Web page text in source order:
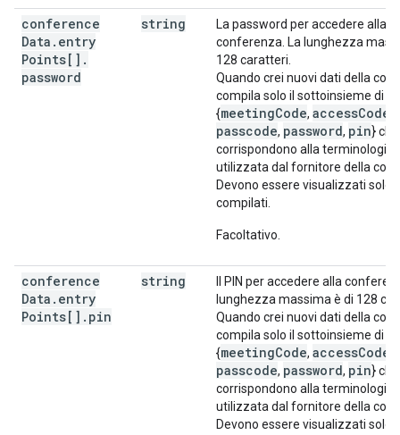
conference
Data . entry
Points[] .
password
string
La password per accedere alla
conferenza. La lunghezza
128 caratteri.
Quando crei nuovi dati della
compila solo il sottoinsieme di
{meetingCode, accessCode
passcode, password, pin} che
corrispondono alla terminologia
utilizzata dal fornitore della
Devono essere visualizzati solo
compilati.
Facoltativo.
conference
Data . entry
Points[] . pin
string
Il PIN per accedere alla
lunghezza massima è di 128
Quando crei nuovi dati della
compila solo il sottoinsieme di
{meetingCode, accessCode
passcode, password, pin} che
corrispondono alla terminologia
utilizzata dal fornitore della
Devono essere visualizzati solo